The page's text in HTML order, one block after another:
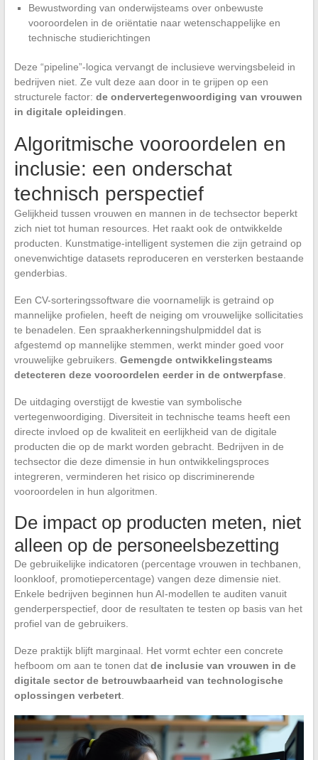
Bewustwording van onderwijsteams over onbewuste
vooroordelen in de oriëntatie naar wetenschappelijke en
technische studierichtingen
Deze “pipeline”-logica vervangt de inclusieve wervingsbeleid in
bedrijven niet. Ze vult deze aan door in te grijpen op een
structurele factor: de ondervertegenwoordiging van vrouwen
in digitale opleidingen
Algoritmische vooroordelen en
inclusie: een onderschat
technisch perspectief
Gelijkheid tussen vrouwen en mannen in de techsector beperkt
zich niet tot human resources. Het raakt ook de ontwikkelde
producten. Kunstmatige-intelligent systemen die zijn getraind op
onevenwichtige datasets reproduceren en versterken bestaande
genderbias.
Een CV-sorteringssoftware die voornamelijk is getraind op
mannelijke profielen, heeft de neiging om vrouwelijke sollicitaties
te benadelen. Een spraakherkenningshulpmiddel dat is
afgestemd op mannelijke stemmen, werkt minder goed voor
vrouwelijke gebruikers. Gemengde ontwikkelingsteams
detecteren deze vooroordelen eerder in de ontwerpfase.
De uitdaging overstijgt de kwestie van symbolische
vertegenwoordiging. Diversiteit in technische teams heeft een
directe invloed op de kwaliteit en eerlijkheid van de digitale
producten die op de markt worden gebracht. Bedrijven in de
techsector die deze dimensie in hun ontwikkelingsproces
integreren, verminderen het risico op discriminerende
vooroordelen in hun algoritmen.
De impact op producten meten, niet
alleen op de personeelsbezetting
De gebruikelijke indicatoren (percentage vrouwen in techbanen,
loonkloof, promotiepercentage) vangen deze dimensie niet.
Enkele bedrijven beginnen hun AI-modellen te auditen vanuit
genderperspectief, door de resultaten te testen op basis van het
profiel van de gebruikers.
Deze praktijk blijft marginaal. Het vormt echter een concrete
hefboom om aan te tonen dat de inclusie van vrouwen in de
digitale sector de betrouwbaarheid van technologische
oplossingen verbetert.